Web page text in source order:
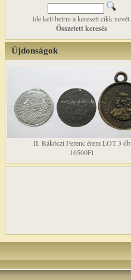
Ide kell beírni a keresett cikk nevét.
Összetett keresés
Újdonságok
II. Rákóczi Ferenc érem LOT 3 db
16500Ft